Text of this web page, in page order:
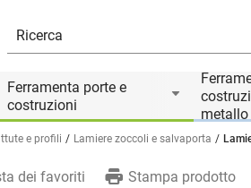
Ferramenta porte e
costruzioni
metallo
e profili Lamiere zoccoli e salvaporta
dei favoriti Stampa prodotto